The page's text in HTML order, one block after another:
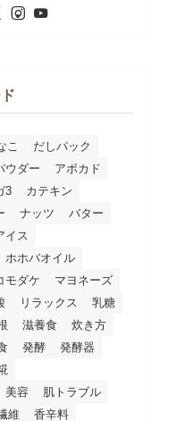
こ
だしパック
ウダー
アボカド
3
カテキン
ナッツ
バター
イス
ホホバオイル
モダケ
マヨネーズ
リラックス
乳糖
滋養食
炊き方
発酵
発酵器
美容
肌トラブル
維 香辛料